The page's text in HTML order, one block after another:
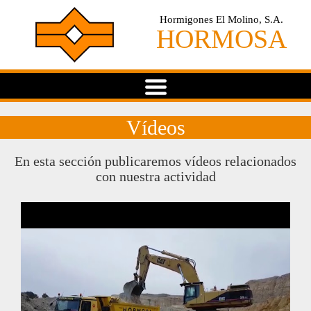
Hormigones El Molino, S.A.
HORMOSA
Vídeos
En esta sección publicaremos vídeos relacionados
con nuestra actividad